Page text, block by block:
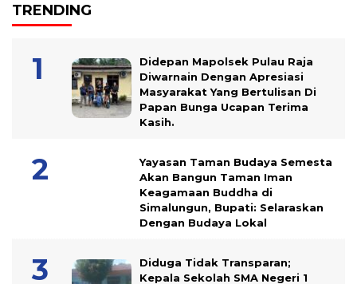
TRENDING
Didepan Mapolsek Pulau Raja
Diwarnain Dengan Apresiasi
Masyarakat Yang Bertulisan Di
Papan Bunga Ucapan Terima
Kasih.
Yayasan Taman Budaya Semesta
Akan Bangun Taman Iman
Keagamaan Buddha di
Simalungun, Bupati: Selaraskan
Dengan Budaya Lokal
Diduga Tidak Transparan;
Kepala Sekolah SMA Negeri 1